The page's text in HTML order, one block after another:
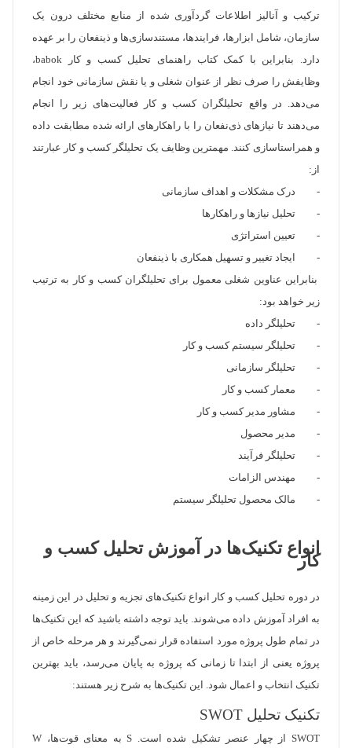
ترکیب و آنالیز اطلاعات گردآوری شده از منابع مختلف درون یک
سازمان، شامل ابزارها، فرایندها، مستندسازی‌ها و ذینفعان را بر عهده
دارد. بنابراین با کمک کتاب راهنمای تحلیل کسب و کار babok،
وظایفش را صرف نظر از عنوان شغلی و یا نقش سازمانی خود انجام
می‌دهد. در واقع تحلیلگران کسب و کار فعالیت‌های زیر را انجام
می‌دهند تا نیازهای ذی‌نفعان را با راهکارهای ارائه شده مطابقت داده
و همراستاسازی کنند. مهمترین وظایف یک تحلیلگر کسب و کار عبارتند
از:
- درک مشکلات و اهداف سازمانی
- تحلیل نیازها و راهکارها
- تعیین استراتژی
- ایجاد تغییر و تسهیل همکاری با ذینفعان
بنابراین عناوین شغلی معمول برای تحلیلگران کسب و کار به ترتیب
زیر خواهد بود:
- تحلیلگر داده
- تحلیلگر سیستم کسب و کار
- تحلیلگر سازمانی
- معمار کسب و کار
- مشاور مدیر کسب و کار
- مدیر محصول
- تحلیلگر فرآیند
- مهندس الزامات
- مالک محصول تحلیلگر سیستم
انواع تکنیک‌ها در آموزش تحلیل کسب و
کار
در دوره تحلیل کسب و کار انواع تکنیک‌های تجزیه و تحلیل در این زمینه
به افراد آموزش داده می‌شوند. باید توجه داشته باشید که این تکنیک‌ها
در تمام طول پروژه مورد استفاده قرار نمی‌گیرند و هر مرحله خاص از
پروژه یعنی از ابتدا تا زمانی که پروژه به پایان می‌رسد، باید بهترین
تکنیک انتخاب و اعمال شود. این تکنیک‌ها به شرح زیر هستند:
تکنیک تحلیل SWOT
SWOT از چهار عنصر تشکیل شده است. S به معنای قوت‌ها، W